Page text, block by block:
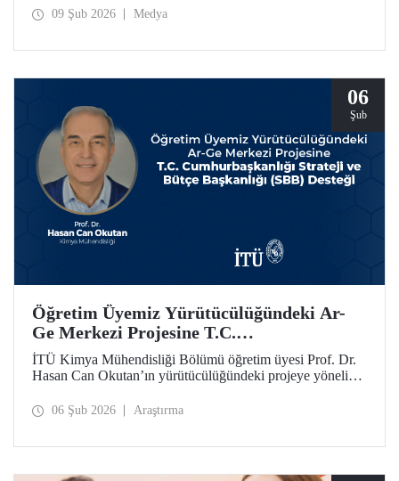
Yunanistan ve Ukrayna’dan paydaş kurumların iş birliğiyle
09 Şub 2026 Medya
06
Şub
Öğretim Üyemiz Yürütücülüğündeki Ar-
Ge Merkezi Projesine T.C.
Cumhurbaşkanlığı Strateji ve Bütçe
Başkanlığı (SBB) Desteği
İTÜ Kimya Mühendisliği Bölümü öğretim üyesi Prof. Dr.
Hasan Can Okutan’ın yürütücülüğündeki projeye yönelik
(SBB) tarafından, 31.931.000 TL’lik ek bütçeyle bir yıl
06 Şub 2026 Araştırma